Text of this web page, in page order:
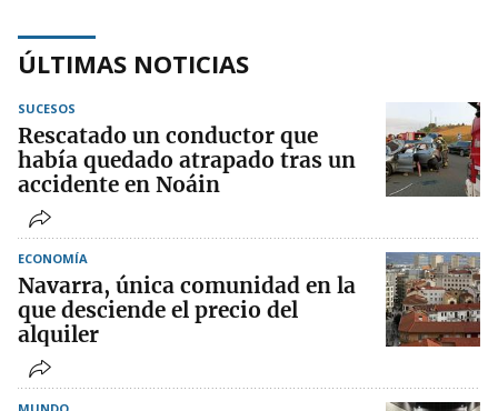
ÚLTIMAS NOTICIAS
SUCESOS
Rescatado un conductor que
había quedado atrapado tras un
accidente en Noáin
ECONOMÍA
Navarra, única comunidad en la
que desciende el precio del
alquiler